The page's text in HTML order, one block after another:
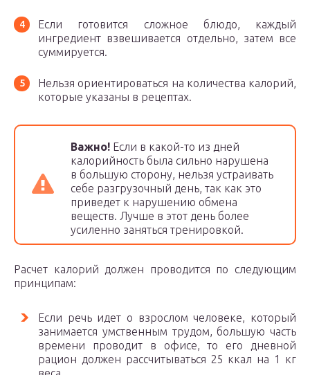
Если готовится сложное блюдо, каждый
ингредиент взвешивается отдельно, затем все
суммируется.
Нельзя ориентироваться на количества калорий,
которые указаны в рецептах.
Важно! Если в какой-то из дней
калорийность была сильно нарушена
в большую сторону, нельзя устраивать
себе разгрузочный день, так как это
приведет к нарушению обмена
веществ. Лучше в этот день более
усиленно заняться тренировкой.
Расчет калорий должен проводится по следующим
принципам:
Если речь идет о взрослом человеке, который
занимается умственным трудом, большую часть
времени проводит в офисе, то его дневной
рацион должен рассчитываться 25 ккал на 1 кг